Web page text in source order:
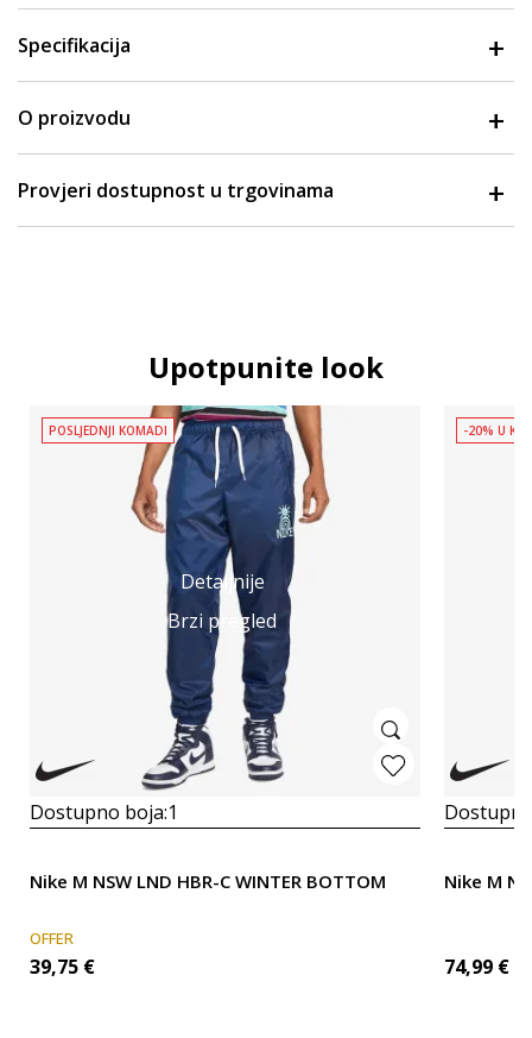
Specifikacija
O proizvodu
Provjeri dostupnost u trgovinama
Upotpunite look
Detaljnije
Brzi pregled
POSLJEDNJI KOMADI
Dostupno boja:1
Nike M NSW LND HBR-C WINTER BOTTOM
OFFER
39,75 €
-20% U
Nike M
74,99 €